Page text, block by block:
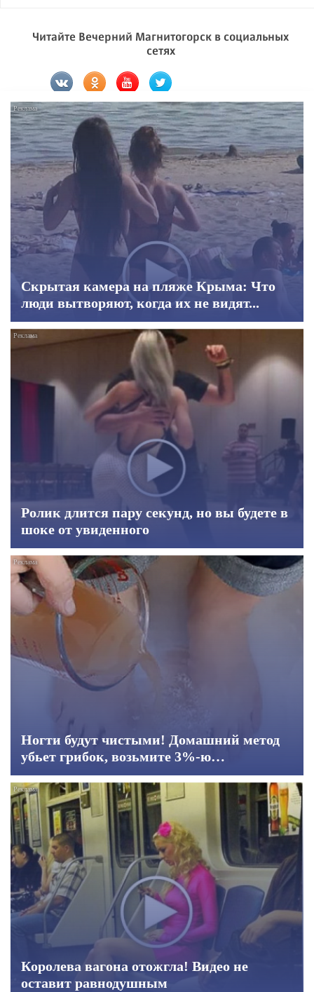
Читайте Вечерний Магнитогорск в социальных
сетях
Скрытая камера на пляже Крыма: Что
люди вытворяют, когда их не видят...
Ролик длится пару секунд, но вы будете в
шоке от увиденного
Ногти будут чистыми! Домашний метод
убьет грибок, возьмите 3%-ю…
Королева вагона отожгла! Видео не
оставит равнодушным